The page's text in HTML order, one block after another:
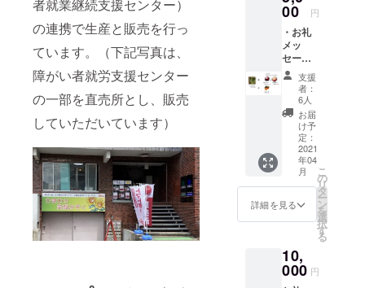
者就業継続支援センター）
の連携で生産と販売を行っ
ています。（下記写真は、
障がい者就労支援センター
の一部を直売所とし、販売
していただいています）
所をどうか
助けてくだ
さい。この
プロジェク
トが成功し
ますようど
うぞ応援お
す。
00 円
・お礼
メッ
セー
ジ ・
リーフ
レタス
120ｇ
袋 ・
ミニト
マト180
ｇ～200
ｇ×１
パッ
ク ・
200ｇ×
１瓶
支援
者：
6人
お届
け予
定：
2021
年04
月
詳細を見る
こ
の
リ
タ
ー
ン
を
選
択
す
る
10,
000 円